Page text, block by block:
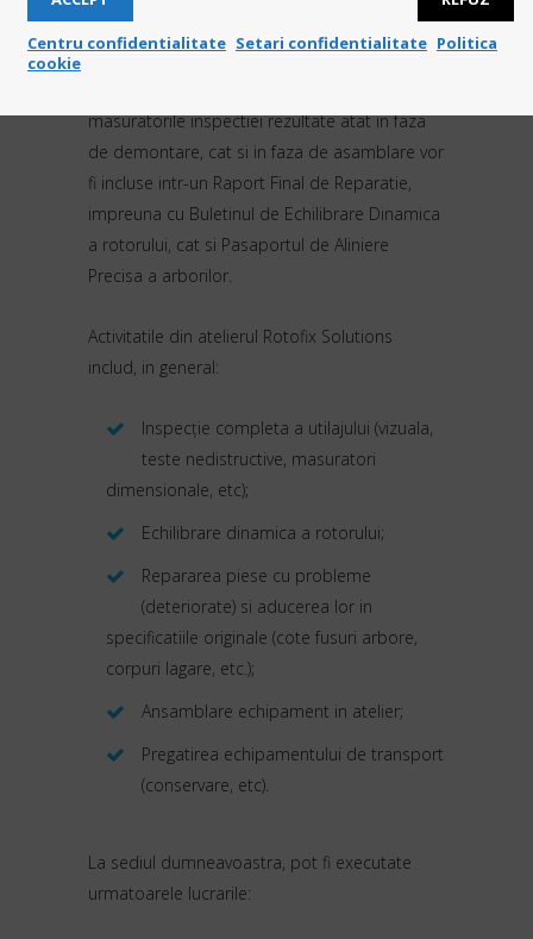
comanda).
masuratorile inspectiei rezultate atat in faza
de demontare, cat si in faza de asamblare vor
fi incluse intr-un Raport Final de Reparatie,
impreuna cu Buletinul de Echilibrare Dinamica
a rotorului, cat si Pasaportul de Aliniere
Precisa a arborilor.
Activitatile din atelierul Rotofix Solutions
includ, in general:
Inspecție completa a utilajului (vizuala,
teste nedistructive, masuratori
dimensionale, etc);
Echilibrare dinamica a rotorului;
Repararea piese cu probleme
(deteriorate) si aducerea lor in
specificatiile originale (cote fusuri arbore,
corpuri lagare, etc.);
Ansamblare echipament in atelier;
Pregatirea echipamentului de transport
(conservare, etc).
La sediul dumneavoastra, pot fi executate
urmatoarele lucrarile:
Centru confidentialitate Setari confidentialitate Politica
cookie